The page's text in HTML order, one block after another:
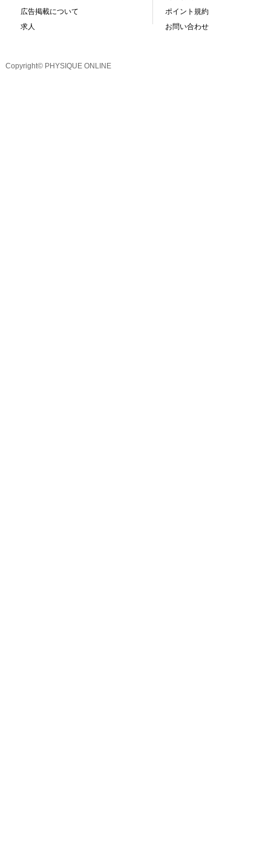
広告掲載について
求人
ポイント規約
お問い合わせ
Copyright© PHYSIQUE ONLINE